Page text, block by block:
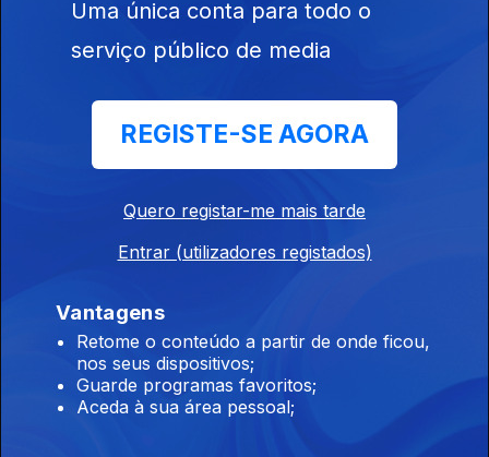
Uma única conta para todo o
serviço público de media
REGISTE-SE AGORA
Quero registar-me mais tarde
Entrar (utilizadores registados)
Vantagens
Retome o conteúdo a partir de onde ficou,
nos seus dispositivos;
Guarde programas favoritos;
Aceda à sua área pessoal;